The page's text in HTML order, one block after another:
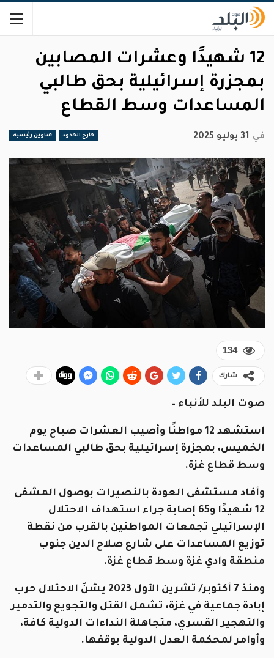
12 شهيدًا وعشرات المصابين
بمجزرة إسرائيلية بحق طالبي
المساعدات وسط القطاع
خارج الحدود عناوين رئيسية في 31 يوليو 2025
134
شارك
صوت البلد للأنباء –
استشهد 12 مواطنًا وأصيب العشرات صباح يوم
الخميس، بمجزرة إسرائيلية بحق طالبي المساعدات
وسط قطاع غزة.
وأفاد مستشفى العودة بالنصيرات بوصول المشفى
12 شهيدًا و65 إصابة جراء استهداف الاحتلال
الإسرائيلي تجمعات المواطنين بالقرب من نقطة
توزيع المساعدات على شارع صلاح الدين جنوب
منطقة وادي غزة وسط قطاع غزة.
ومنذ 7 أكتوبر/ تشرين الأول 2023 يشنّ الاحتلال حرب
إبادة جماعية في غزة، تشمل القتل والتجويع والتدمير
والتهجير القسري، متجاهلة النداءات الدولية كافة،
وأوامر لمحكمة العدل الدولية بوقفها.